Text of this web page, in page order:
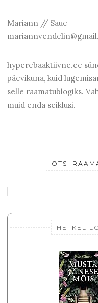
Mariann // Saue
hyperebaaktiivne.ee
päevikuna, kuid
selle raamatublogiks.
muid enda seiklusi.
OTSI
HETKEL